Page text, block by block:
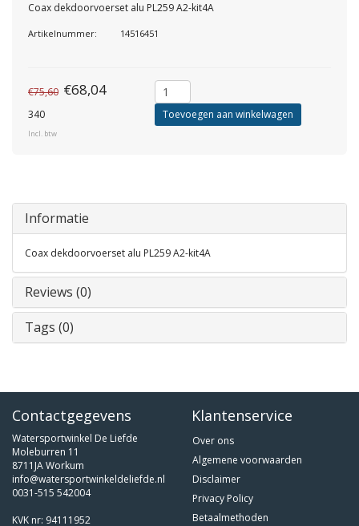
Coax dekdoorvoerset alu PL259 A2-kit4A
Artikelnummer: 14516451
€75,60 €68,04
340
Incl. btw
Toevoegen aan winkelwagen
Informatie
Coax dekdoorvoerset alu PL259 A2-kit4A
Reviews (0)
Tags (0)
Contactgegevens
Watersportwinkel De Liefde
Moleburren 11
8711JA Workum
info@watersportwinkeldeliefde.nl
0031-515 542004
KVK nr: 94111952
Klantenservice
Over ons
Algemene voorwaarden
Disclaimer
Privacy Policy
Betaalmethoden